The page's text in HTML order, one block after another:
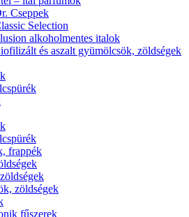
Cseppek
Selection
alkoholmentes italok
és aszalt gyümölcsök, zöldségek
frappék
zöldségek
fűszerek